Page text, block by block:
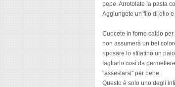
pepe. Arrotolate la pasta
Aggiungete un filo di olio
Cuocete in forno caldo
non assumerà un bel
riposare lo sfilatino un
tagliarlo così da
"assestarsi" per bene.
Questo è solo uno degli